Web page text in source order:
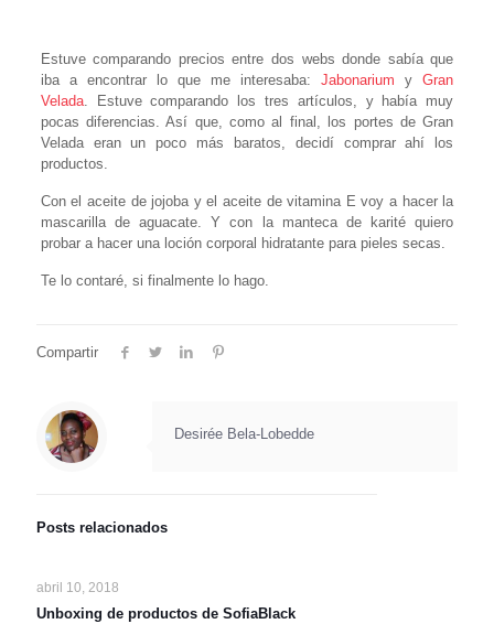
Estuve comparando precios entre dos webs donde sabía que
iba a encontrar lo que me interesaba:Jabonarium yGran
Velada. Estuve comparando los tres artículos, y había muy
pocas diferencias. Así que, como al final, los portes de Gran
Velada eran un poco más baratos, decidí comprar ahí los
productos.
Con el aceite de jojoba y el aceite de vitamina E voy a hacer la
mascarilla de aguacate. Y con la manteca de karité quiero
probar a hacer una loción corporal hidratante para pieles secas.
Te lo contaré, si finalmente lo hago.
Compartir
Desirée Bela-Lobedde
Posts relacionados
abril 10, 2018
Unboxing de productos de SofiaBlack